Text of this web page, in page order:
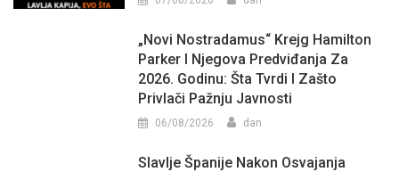
„Novi Nostradamus“ Krejg Hamilton
Parker I Njegova Predviđanja Za
2026. Godinu: Šta Tvrdi I Zašto
Privlači Pažnju Javnosti
06/08/2026 dan
Slavlje Španije Nakon Osvajanja